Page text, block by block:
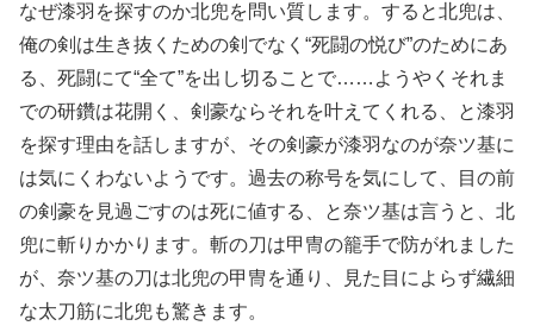
なぜ漆羽を探すのか北兜を問い質します。すると北兜は、
俺の剣は生き抜くための剣でなく“死闘の悦び”のためにあ
る、死闘にて“全て”を出し切ることで……ようやくそれま
での研鑽は花開く、剣豪ならそれを叶えてくれる、と漆羽
を探す理由を話しますが、その剣豪が漆羽なのが奈ツ基に
は気にくわないようです。過去の称号を気にして、目の前
の剣豪を見過ごすのは死に値する、と奈ツ基は言うと、北
兜に斬りかかります。斬の刀は甲冑の籠手で防がれました
が、奈ツ基の刀は北兜の甲冑を通り、見た目によらず繊細
な太刀筋に北兜も驚きます。